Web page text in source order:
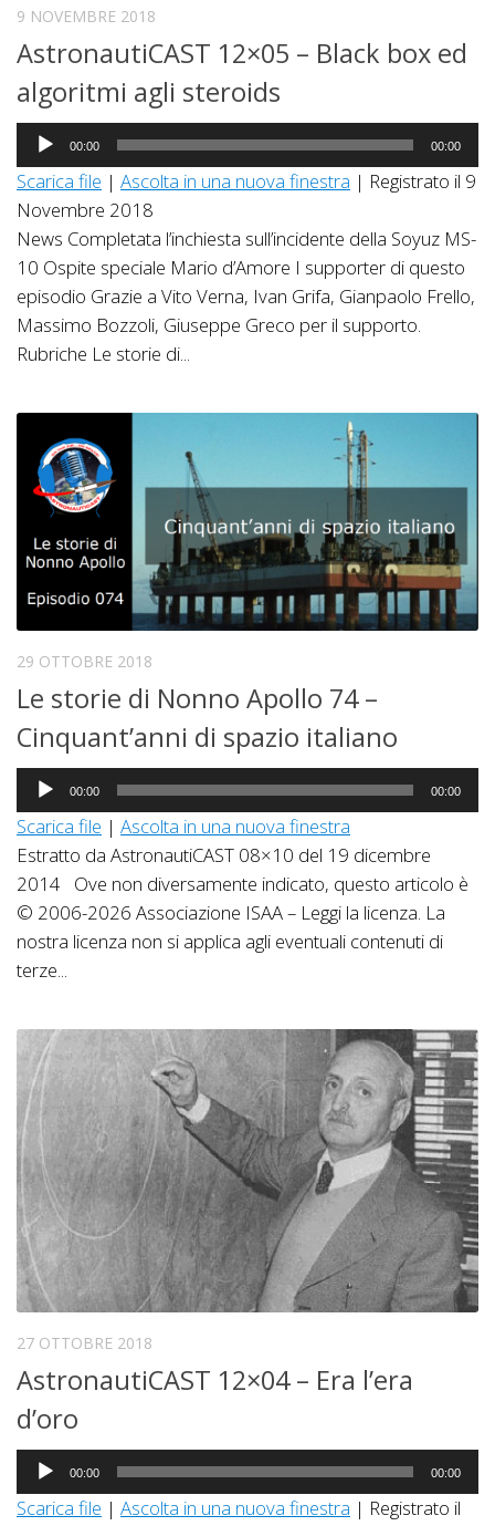
9 NOVEMBRE 2018
AstronautiCAST 12×05 – Black box ed
algoritmi agli steroids
Audio
Player
00:00 00:00
Scarica file | Ascolta in una nuova finestra | Registrato il 9
Novembre 2018
News Completata l’inchiesta sull’incidente della Soyuz MS-
10 Ospite speciale Mario d’Amore I supporter di questo
episodio Grazie a Vito Verna, Ivan Grifa, Gianpaolo Frello,
Massimo Bozzoli, Giuseppe Greco per il supporto.
Rubriche Le storie di...
29 OTTOBRE 2018
Le storie di Nonno Apollo 74 –
Cinquant’anni di spazio italiano
Audio
Player
00:00 00:00
Scarica file | Ascolta in una nuova finestra
Estratto da AstronautiCAST 08×10 del 19 dicembre
2014 Ove non diversamente indicato, questo articolo è
© 2006-2026 Associazione ISAA – Leggi la licenza. La
nostra licenza non si applica agli eventuali contenuti di
terze...
27 OTTOBRE 2018
AstronautiCAST 12×04 – Era l’era
d’oro
Audio
Player
00:00 00:00
Scarica file | Ascolta in una nuova finestra | Registrato il